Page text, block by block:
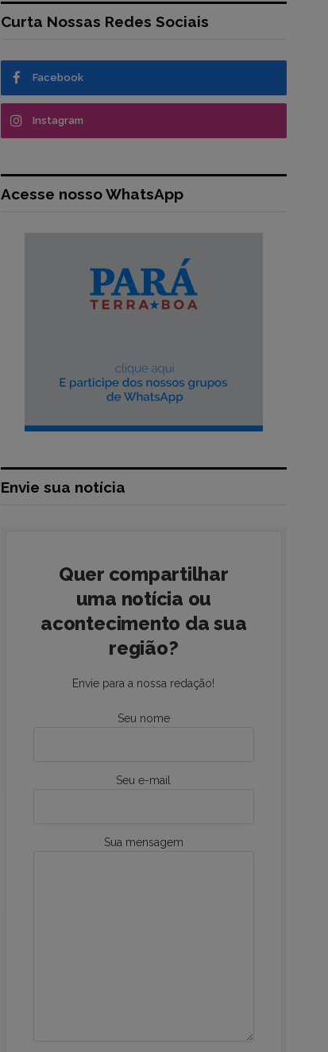
Curta Nossas Redes Sociais
Facebook
Instagram
Acesse nosso WhatsApp
Envie sua notícia
Quer compartilhar
uma notícia ou
acontecimento da sua
região?
Envie para a nossa redação!
Seu nome
Seu e-mail
Sua mensagem